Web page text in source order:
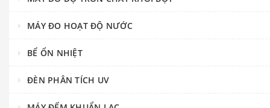
MÁY ĐO HOẠT ĐỘ NƯỚC
BỂ ỔN NHIỆT
ĐÈN PHÂN TÍCH UV